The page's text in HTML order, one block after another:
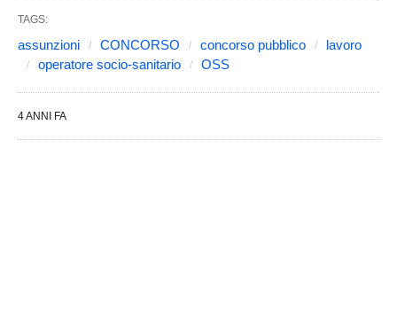
TAGS:
assunzioni CONCORSO concorso pubblico
lavoro
operatore socio-sanitario
OSS
4 ANNI FA